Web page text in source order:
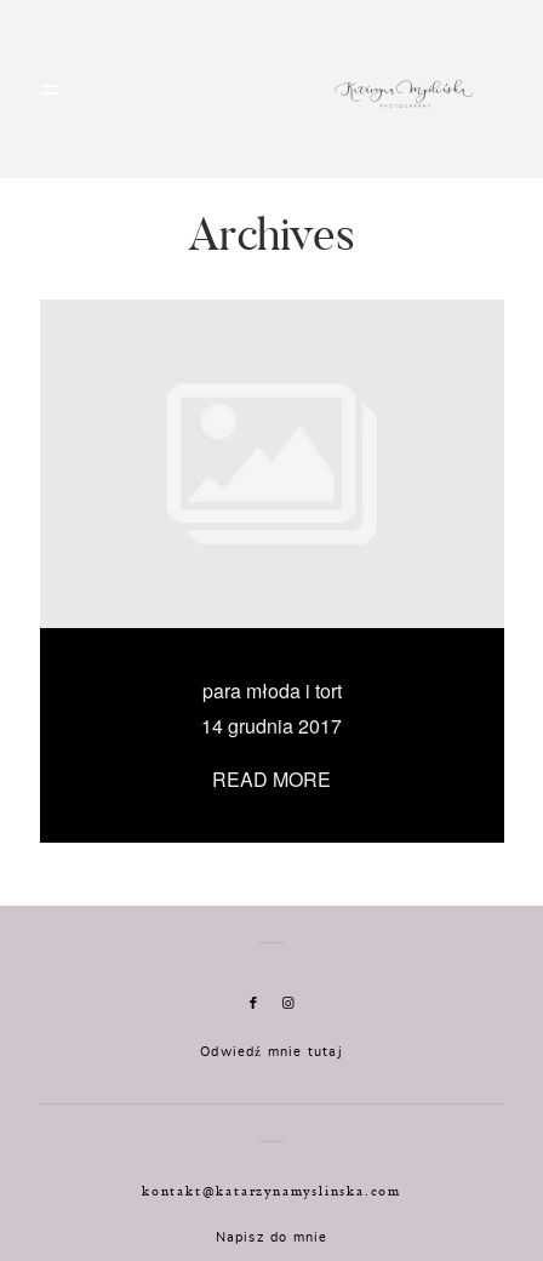
Archives
para młoda i tort
14 grudnia 2017
READ MORE
PORTFOLIO
UMÓW SIĘ ZE MNĄ →
Odwiedź mnie tutaj
kontakt@katarzynamyslinska.com
Napisz do mnie